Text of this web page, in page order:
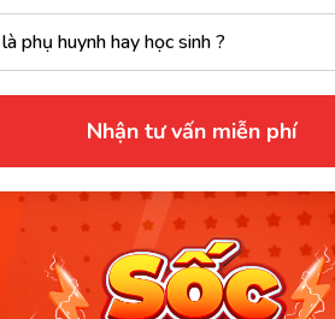
Nhận tư vấn miễn phí
Chia sẻ ngay
viết được tổng hợp nhằm
Quý khách vui lòng
kênh chính thức hoặc liên
vị liên quan để nắm bắt